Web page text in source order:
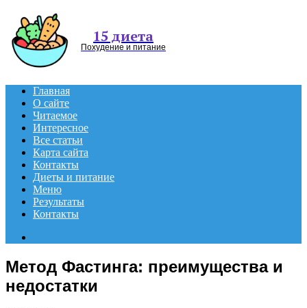
15 диета
Похудение и питание
Главная
О сайте
Читаемое
Интересное
Все статьи
Карта сайта
Контакты
Диеты и питание
Меню
Результаты
Контакты
Метод Фастинга: преимущества и
недостатки